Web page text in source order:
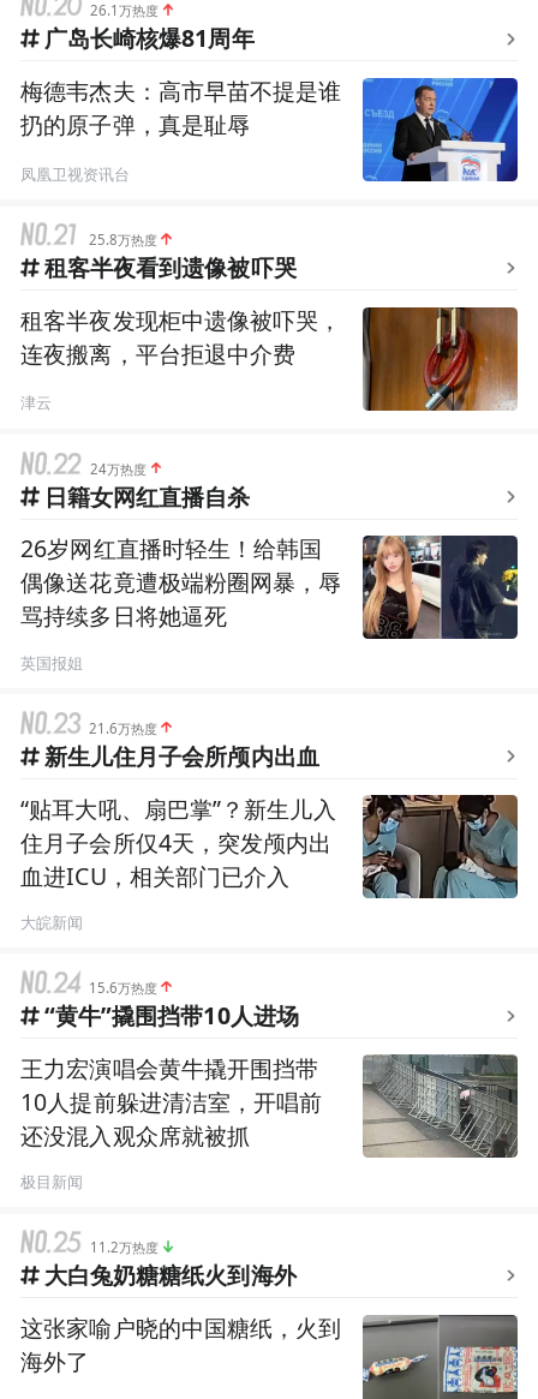
26.1万热度
广岛长崎核爆81周年
梅德韦杰夫：高市早苗不提是谁
扔的原子弹，真是耻辱
凤凰卫视资讯台
25.8万热度
租客半夜看到遗像被吓哭
租客半夜发现柜中遗像被吓哭，
连夜搬离，平台拒退中介费
津云
24万热度
日籍女网红直播自杀
26岁网红直播时轻生！给韩国
偶像送花竟遭极端粉圈网暴，辱
骂持续多日将她逼死
英国报姐
21.6万热度
新生儿住月子会所颅内出血
“贴耳大吼、扇巴掌”？新生儿入
住月子会所仅4天，突发颅内出
血进ICU，相关部门已介入
大皖新闻
15.6万热度
“黄牛”撬围挡带10人进场
王力宏演唱会黄牛撬开围挡带
10人提前躲进清洁室，开唱前
还没混入观众席就被抓
极目新闻
11.2万热度
大白兔奶糖糖纸火到海外
这张家喻户晓的中国糖纸，火到
海外了